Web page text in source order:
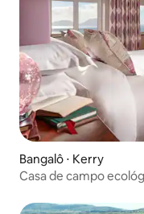
Bangalô ⋅ Kerry
Casa de campo